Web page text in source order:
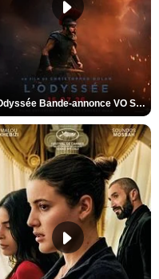
L'Odyssée Bande-annonce VO STFR